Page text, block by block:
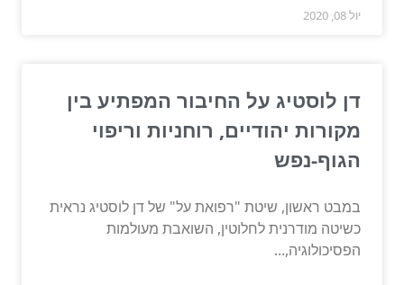
יול 08, 2020
דן לוסטיג על החיבור המפתיע בין
מקורות יהודיים, רוחניות וריפוי
הגוף-נפש
במבט ראשון, שיטת "רפואת על" של דן לוסטיג נראית
כשיטה מודרנית לחלוטין, השואבת מעולמות
הפסיכולוגיה,...